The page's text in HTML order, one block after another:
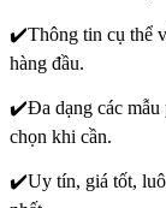
✔️Thông tin cụ thể
hàng đầu.
✔️Đa dạng các mẫu
chọn khi cần.
✔️Uy tín, giá tốt,